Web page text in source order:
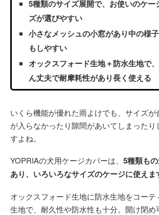
5種類のサイズ展開で、お使いのケー
ズが選びやすい
小さなメッシュの小窓があり中の様
もしやすい
オックスフォード生地＋防水生地で
ん丈夫で耐摩耗性があり長く使える
いくら機能が優れた雨よけでも、サイズが
が入らなかったり隙間があいてしまった
すよね。
YOPRIAの犬用ケージカバーは、 5種類も
あり、いろいろなサイズのケージに使えま
オックスフォード生地に防水生地をコーテ
生地で、耐久性や防水性も十分。開け閉め